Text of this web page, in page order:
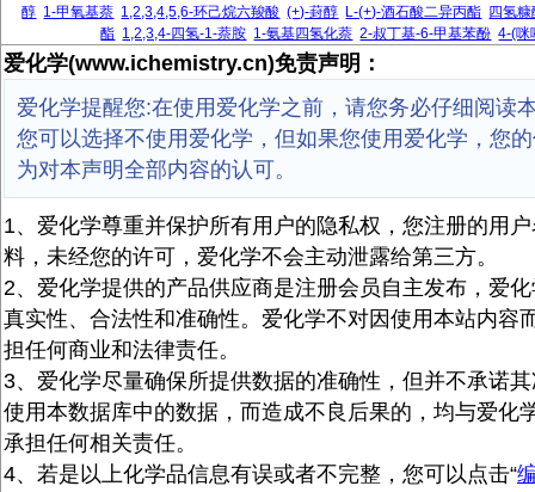
醇 1-甲氧基萘 1,2,3,4,5,6-环己烷六羧酸 (+)-葑醇 L-(+)-酒石酸二异丙酯 四氢
酯 1,2,3,4-四氢-1-萘胺 1-氨基四氢化萘 2-叔丁基-6-甲基苯酚 4-(咪
爱化学(www.ichemistry.cn)免责声明：
爱化学提醒您:在使用爱化学之前，请您务必仔细阅读
您可以选择不使用爱化学，但如果您使用爱化学，您
为对本声明全部内容的认可。
1、爱化学尊重并保护所有用户的隐私权，您注册的用
料，未经您的许可，爱化学不会主动泄露给第三方。
2、爱化学提供的产品供应商是注册会员自主发布，爱
真实性、合法性和准确性。爱化学不对因使用本站内容
担任何商业和法律责任。
3、爱化学尽量确保所提供数据的准确性，但并不承诺
使用本数据库中的数据，而造成不良后果的，均与爱化
承担任何相关责任。
4、若是以上化学品信息有误或者不完整，您可以点击“